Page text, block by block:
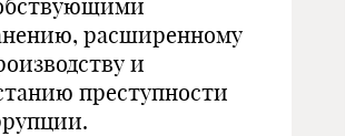
расширенному
и
преступности